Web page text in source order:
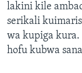
lakini kile
serikali
wa kupiga kura.
hofu kubwa